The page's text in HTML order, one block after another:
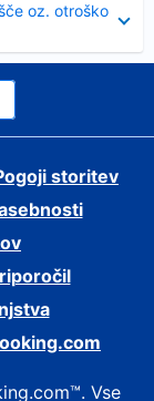
oz. otroško
storitev
Vse